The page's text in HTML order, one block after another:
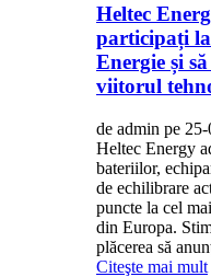
Heltec
participați
Energie și
viitorul
de admin pe
Heltec Energy
bateriilor,
de echilibrare
puncte la cel
din Europa.
plăcerea să
Citeşte mai mult